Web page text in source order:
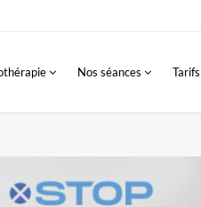
Nos séances Tarifs